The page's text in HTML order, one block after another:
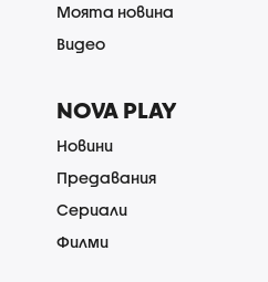
Моята новина
Видео
NOVA PLAY
Новини
Предавания
Сериали
Филми